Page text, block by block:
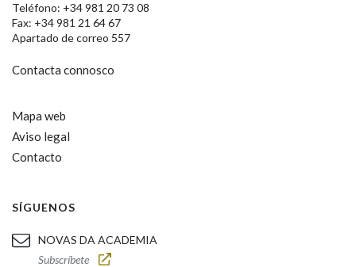
Teléfono: +34 981 20 73 08
Fax: +34 981 21 64 67
Apartado de correo 557
Contacta connosco
Mapa web
Aviso legal
Contacto
SÍGUENOS
NOVAS DA ACADEMIA
Subscríbete